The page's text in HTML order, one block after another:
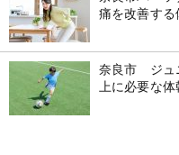
痛を改善する
奈良市 ジュ
上に必要な